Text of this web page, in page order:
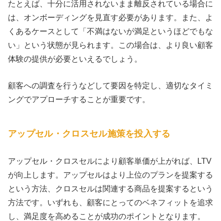
たとえば、十分に活用されないまま離反されている場合に
は、オンボーディングを見直す必要があります。また、よ
くあるケースとして「不満はないが満足というほどでもな
い」という状態が見られます。この場合は、より良い顧客
体験の提供が必要といえるでしょう。
顧客への調査を行うなどして要因を特定し、適切なタイミ
ングでアプローチすることが重要です。
アップセル・クロスセル施策を投入する
アップセル・クロスセルにより顧客単価が上がれば、LTV
が向上します。アップセルはより上位のプランを提案する
という方法、クロスセルは関連する商品を提案するという
方法です。いずれも、顧客にとってのベネフィットを追求
し、満足度を高めることが成功のポイントとなります。